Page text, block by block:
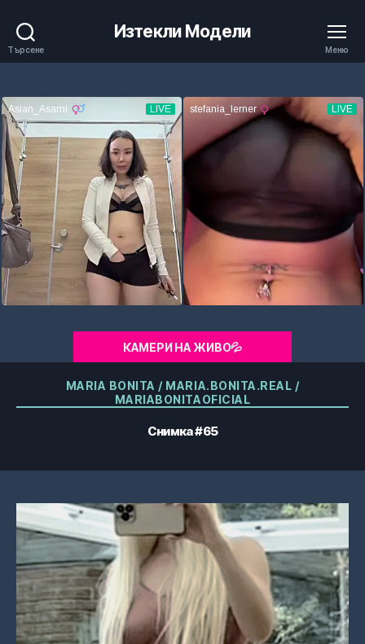
Търсене
Изтекли Модели
Меню
КАМЕРИ НА ЖИВО💦
Категории
MARIA BONITA / MARIA.BONITA.REAL /
MARIABONITAOFICIAL
Снимка #65